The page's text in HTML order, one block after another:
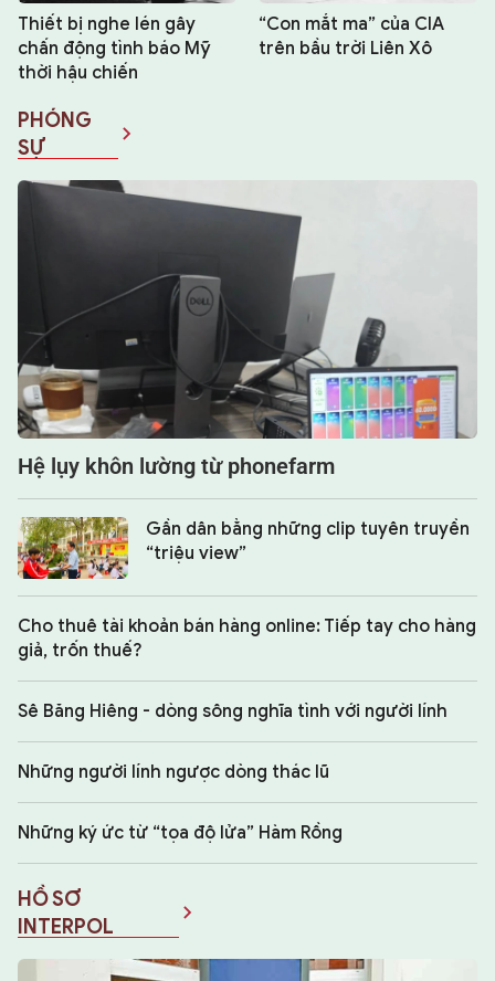
Thiết bị nghe lén gây
chấn động tình báo Mỹ
thời hậu chiến
“Con mắt ma” của CIA
trên bầu trời Liên Xô
PHÓNG
SỰ
Hệ lụy khôn lường từ phonefarm
Gần dân bằng những clip tuyên truyền
“triệu view”
Cho thuê tài khoản bán hàng online: Tiếp tay cho hàng
giả, trốn thuế?
Sê Băng Hiêng - dòng sông nghĩa tình với người lính
Những người lính ngược dòng thác lũ
Những ký ức từ “tọa độ lửa” Hàm Rồng
HỒ SƠ
INTERPOL